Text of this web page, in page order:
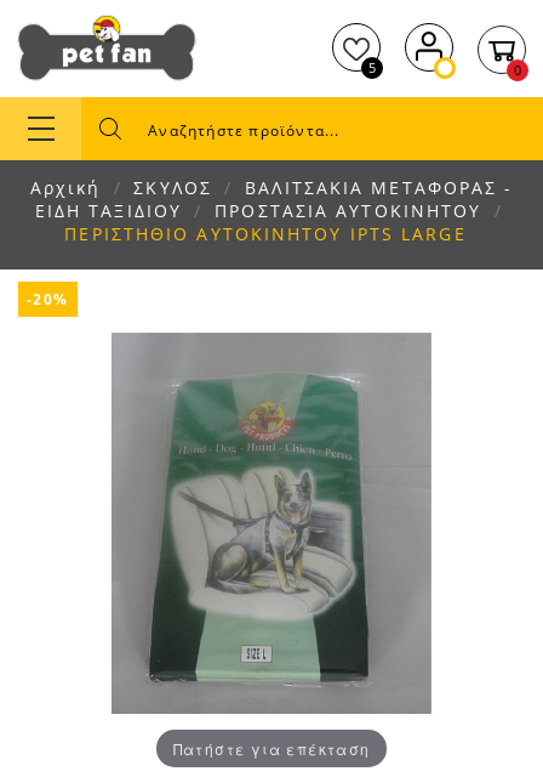
5 0
Αρχική ΣΚΥΛΟΣ
ΒΑΛΙΤΣΑΚΙΑ ΜΕΤΑΦΟΡΑΣ -
ΕΙΔΗ ΤΑΞΙΔΙΟΥ
ΠΡΟΣΤΑΣΙΑ ΑΥΤΟΚΙΝΗΤΟΥ
ΠΕΡΙΣΤΗΘΙΟ ΑΥΤΟΚΙΝΗΤΟΥ IPTS LARGE
-20%
Πατήστε για επέκταση